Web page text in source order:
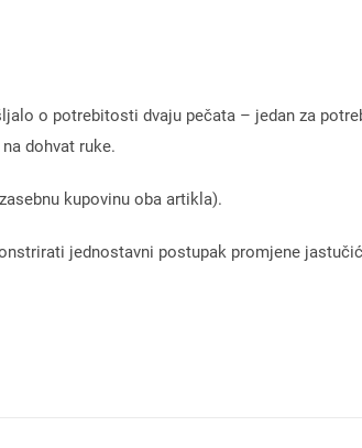
o potrebitosti dvaju pečata – jedan za
dohvat ruke.
kupovinu oba artikla).
jednostavni postupak promjene